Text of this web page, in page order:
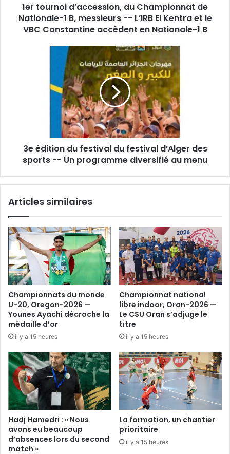
messieurs
1er tournoi d’accession, du Championnat de
Nationale-1 B, messieurs -- L’IRB El Kentra et le
VBC Constantine accèdent en Nationale-1 B
au
3e édition du festival du festival d’Alger des
sports -- Un programme diversifié au menu
Articles similaires
Championnats du monde
U-20, Oregon-2026 —
Younes Ayachi décroche la
médaille d’or
il y a 15 heures
Championnat national
libre indoor, Oran-2026 —
Le CSU Oran s’adjuge le
titre
il y a 15 heures
Hadj Hamedri : « Nous
avons eu beaucoup
d’absences lors du second
match »
La formation, un chantier
prioritaire
il y a 15 heures